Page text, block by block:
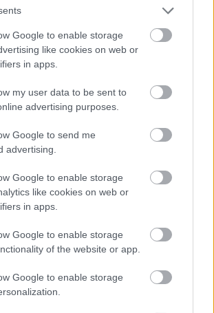
Google to enable storage
like cookies on web or
in apps.
my user data to be sent to
advertising purposes.
Google to send me
advertising.
Google to enable storage
like cookies on web or
in apps.
Google to enable storage
of the website or app.
Google to enable storage
a hírlevélre és elfogadom az
FELIRATKOZÁS
Országos hírek